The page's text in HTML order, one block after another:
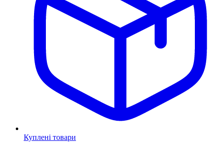
Куплені товари